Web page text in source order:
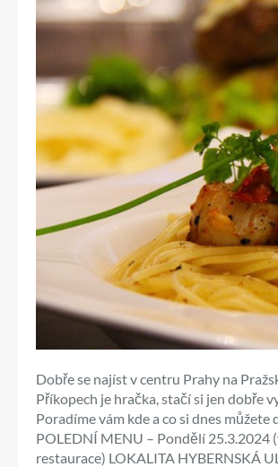
Dobře se najíst v centru Prahy na
Příkopech je hračka, stačí si jen dobře
Poradíme vám kde a co si dnes můžete
POLEDNÍ MENU – Pondělí 25.3.2024
restaurace) LOKALITA HYBERNSKÁ